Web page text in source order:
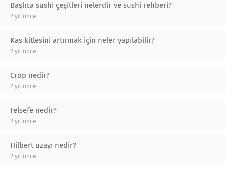
Başlıca sushi çeşitleri nelerdir ve sushi rehberi?
2 yıl önce
Kas kitlesini artırmak için neler yapılabilir?
2 yıl önce
Crop nedir?
2 yıl önce
Felsefe nedir?
2 yıl önce
Hilbert uzayı nedir?
2 yıl önce